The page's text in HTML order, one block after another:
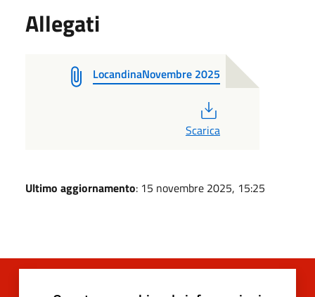
Allegati
LocandinaNovembre 2025
Scarica
Ultimo aggiornamento: 15 novembre 2025, 15:25